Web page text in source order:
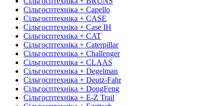
Сільгосптехніка + Capello
Сільгосптехніка + CASE
Сільгосптехніка + Case IH
Сільгосптехніка + CAT
Сільгосптехніка + Caterpillar
Сільгосптехніка + Challenger
Сільгосптехніка + CLAAS
Сільгосптехніка + Degelman
Сільгосптехніка + Deutz-Fahr
Сільгосптехніка + DongFeng
Сільгосптехніка + E-Z Trail